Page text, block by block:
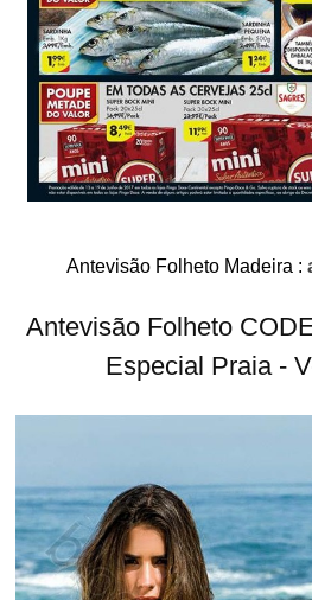
Antevisão Folheto Madeira :
Antevisão Folheto
Especial Praia -